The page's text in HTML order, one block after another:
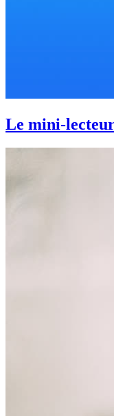
Le mini-